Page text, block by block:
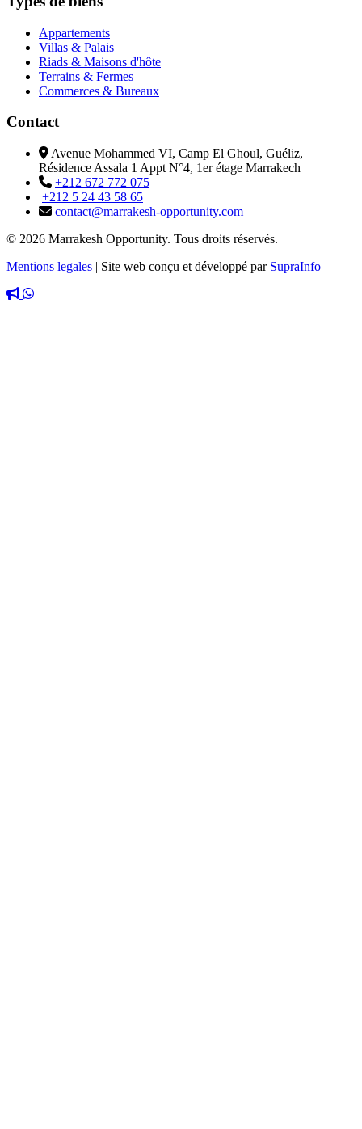
Appartements
Villas & Palais
Riads & Maisons d'hôte
Terrains & Fermes
Commerces & Bureaux
Contact
Avenue Mohammed VI, Camp El Ghoul, Guéliz,
Résidence Assala 1 Appt N°4, 1er étage Marrakech
+212 672 772 075
+212 5 24 43 58 65
contact@marrakesh-opportunity.com
© 2026 Marrakesh Opportunity. Tous droits réservés.
Mentions legales | Site web conçu et développé par SupraInfo